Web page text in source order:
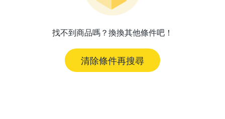
找不到商品嗎？換換其他條件吧！
清除條件再搜尋